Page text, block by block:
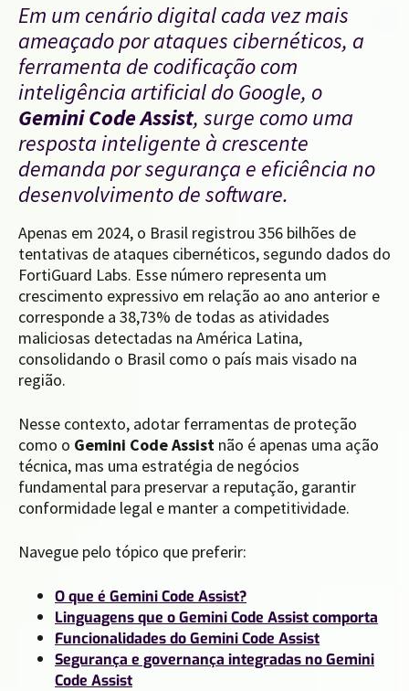
Em um cenário digital cada vez mais
ameaçado por ataques cibernéticos, a
ferramenta de codificação com
inteligência artificial do Google, o
Gemini Code Assist, surge como uma
resposta inteligente à crescente
demanda por segurança e eficiência no
desenvolvimento de software.
Apenas em 2024, o Brasil registrou 356 bilhões de
tentativas de ataques cibernéticos, segundo dados do
FortiGuard Labs. Esse número representa um
crescimento expressivo em relação ao ano anterior e
corresponde a 38,73% de todas as atividades
maliciosas detectadas na América Latina,
consolidando o Brasil como o país mais visado na
região.
Nesse contexto, adotar ferramentas de proteção
como o Gemini Code Assist não é apenas uma ação
técnica, mas uma estratégia de negócios
fundamental para preservar a reputação, garantir
conformidade legal e manter a competitividade.
Navegue pelo tópico que preferir:
O que é Gemini Code Assist?
Linguagens que o Gemini Code Assist comporta
Funcionalidades do Gemini Code Assist
Segurança e governança integradas no Gemini
Code Assist